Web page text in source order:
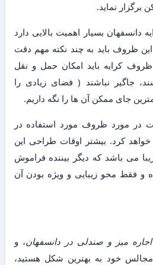
برگزار نماید.
بسیار اهمیت بالایی دارد
ظروف باید به چند نکته مهم دقت
کرایه باید امکان حمل و نقل
جاگیر نباشند ( فضای زیادی را
جای ممکن آن ها را نگه داریم.
در مورد ظروف مورد استفاده در
کرد. بیشتر اوقات طراحی این
می باشد که دیگر بیننده فراموش
و فقط محو زیبایی و ویژه بودن آن
میز و صندلی در دانسفهان، و
مجالس خود به بهترین شکل هستید،